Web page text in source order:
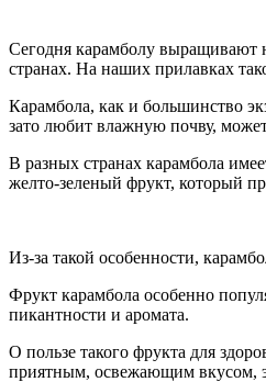
Сегодня карамболу выращивают
странах. На наших прилавках
Карамбола, как и большинство
зато любит влажную почву,
В разных странах карамбола
желто-зеленый фрукт, который
Из-за такой особенности,
Фрукт карамбола особенно
пикантности и аромата.
О пользе такого фрукта для
приятным, освежающим вкусом,